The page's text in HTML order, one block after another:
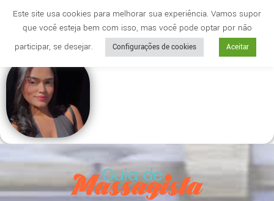
Cidade anuncie
Este site usa cookies para melhorar sua experiência. Vamos supor
que você esteja bem com isso, mas você pode optar por não
participar, se desejar.
Configurações de cookies Aceitar